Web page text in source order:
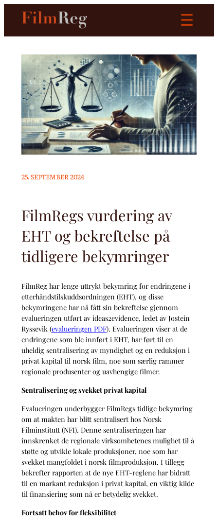
25. SEPTEMBER 2024
FilmRegs vurdering av
EHT og bekreftelse på
tidligere bekymringer
FilmReg har lenge uttrykt bekymring for endringene i
etterhåndstilskuddsordningen (EHT), og disse
bekymringene har nå fått sin bekreftelse gjennom
evalueringen utført av ideas2evidence, ledet av Jostein
Ryssevik (evalueringen PDF). Evalueringen viser at de
endringene som ble innført i EHT, har ført til en
uheldig sentralisering av myndighet og en reduksjon i
privat kapital til norsk film, noe som særlig rammer
regionale produsenter og uavhengige filmer.
Sentralisering og svekket privat kapital
Evalueringen underbygger FilmRegs tidlige bekymring
om at makten har blitt sentralisert hos Norsk
Filminstitutt (NFI). Denne sentraliseringen har
innskrenket de regionale virksomhetenes mulighet til å
støtte og utvikle lokale produksjoner, noe som har
svekket mangfoldet i norsk filmproduksjon. I tillegg
bekrefter rapporten at de nye EHT-reglene har bidratt
til en markant reduksjon i privat kapital, en viktig kilde
til finansiering som nå er betydelig svekket.
Fortsatt behov for fleksibilitet